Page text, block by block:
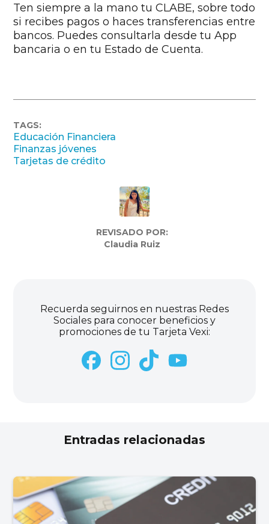
Ten siempre a la mano tu CLABE, sobre todo
si recibes pagos o haces transferencias entre
bancos. Puedes consultarla desde tu App
bancaria o en tu Estado de Cuenta.
TAGS:
Educación Financiera
Finanzas jóvenes
Tarjetas de crédito
REVISADO POR:
Claudia Ruiz
Recuerda seguirnos en nuestras Redes
Sociales para conocer beneficios y
promociones de tu Tarjeta Vexi:
Entradas relacionadas